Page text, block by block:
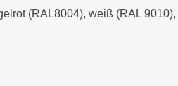
(RAL8004), weiß (RAL